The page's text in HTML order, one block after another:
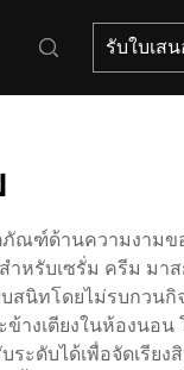
รับใบเส
ภัณฑ์ด้านความงามข
หรับเซรั่ม ครีม มาส
สนิทโดยไม่รบกวนกิ
างเตียงในห้องนอน
ะดับได้เพื่อจัดเรียง